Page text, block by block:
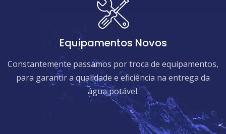
Equipamentos Novos
Constantemente passamos por troca de equipamentos,
para garantir a qualidade e eficiência na entrega da
água potável.